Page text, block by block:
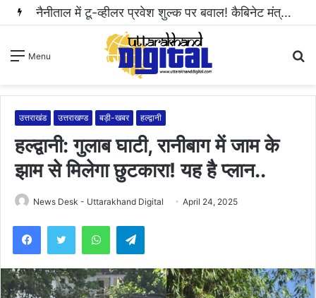
हल्द्वानी: महिला से अभद्रता करने और सोशल मीडिया पर धमकी भरा वीडियो वायरल करने वाला आरोपी गिरफ्तार..
Menu
उत्तराखंड उत्तराखण्ड बड़ी-खबर हल्द्वानी
हल्द्वानी: गुलाब घाटी, रानीबाग में जाम के
झाम से मिलेगा छुटकारा! यह है प्लान..
News Desk - Uttarakhand Digital April 24, 2025
WhatsAppTelegram